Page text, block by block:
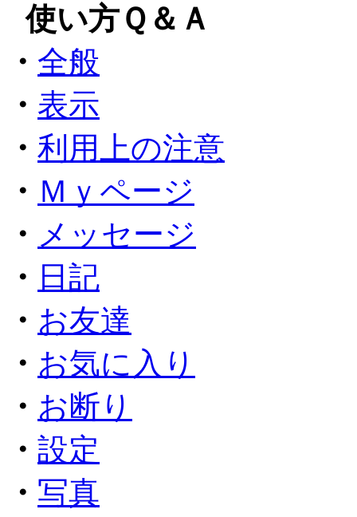
●使い方Ｑ＆Ａ
・ 全般
・ 表示
・ 利用上の注意
・ Ｍｙページ
・ メッセージ
・ 日記
・ お友達
・ お気に入り
・ お断り
・ 設定
・ 写真